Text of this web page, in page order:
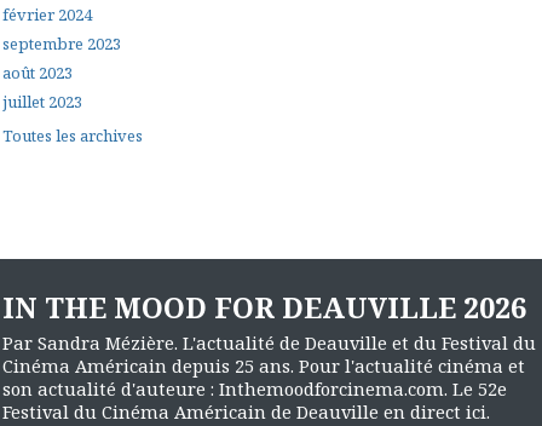
février 2024
septembre 2023
août 2023
juillet 2023
Toutes les archives
IN THE MOOD FOR DEAUVILLE 2026
Par Sandra Mézière. L'actualité de Deauville et du Festival du
Cinéma Américain depuis 25 ans. Pour l'actualité cinéma et
son actualité d'auteure : Inthemoodforcinema.com. Le 52e
Festival du Cinéma Américain de Deauville en direct ici.